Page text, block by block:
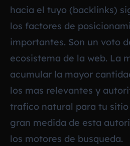
hacia el tuyo (backlinks)
los factores de
importantes. Son un voto
ecosistema de la web. La
acumular la mayor
los mas relevantes y
trafico natural para tu sitio
gran medida de esta
los motores de busqueda.